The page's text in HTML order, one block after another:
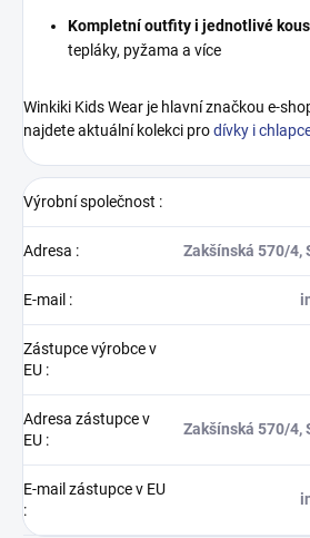
Kompletní outfity i jednotlivé
tepláky, pyžama a více
Winkiki Kids Wear je hlavní značkou e-
najdete aktuální kolekci prodívky i
Výrobní společnost :
Adresa : Zakšínská 570/4,
E-mail :
Zástupce výrobce v
EU :
Adresa zástupce v
EU :
Zakšínská 570/4,
E-mail zástupce v EU
: